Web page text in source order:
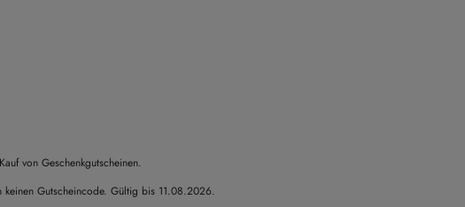
von Geschenkgutscheinen.
Gutscheincode. Gültig bis 11.08.2026.